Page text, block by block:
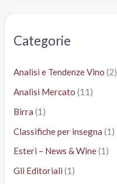
Categorie
Analisi e Tendenze Vino (2)
Analisi Mercato (11)
Birra (1)
Classifiche per insegna (1)
Esteri – News & Wine(1)
Gli Editoriali (1)